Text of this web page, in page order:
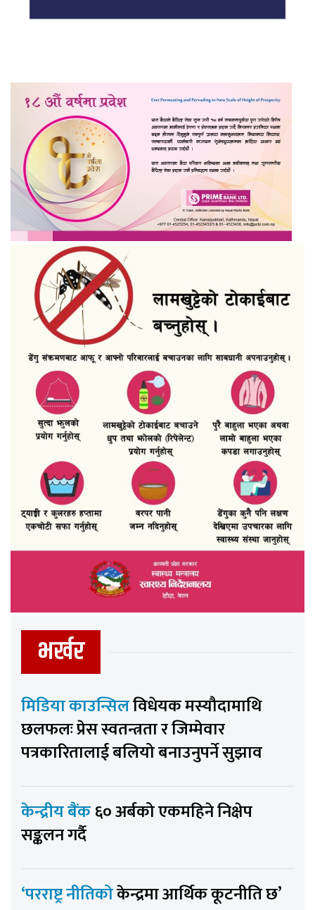
भर्खर
मिडिया काउन्सिलविधेयक मस्यौदामाथि
छलफलः प्रेस स्वतन्त्रता र जिम्मेवार
पत्रकारितालाई बलियो बनाउनुपर्ने सुझाव
केन्द्रीय बैंक६० अर्बको एकमहिने निक्षेप
सङ्कलन गर्दै
‘परराष्ट्र नीतिकोकेन्द्रमा आर्थिक कूटनीति छ’